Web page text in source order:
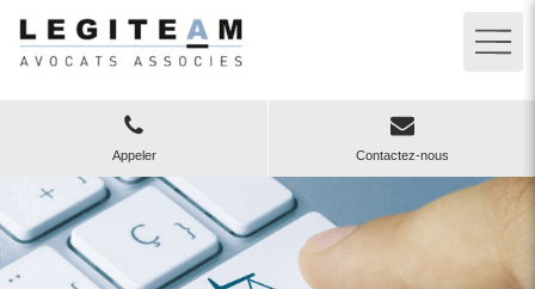
Appeler Contactez-nous